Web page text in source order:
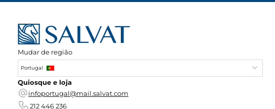
Mudar de região
Portugal
Quiosque e loja
infoportugal@mail.salvat.com
212 446 236